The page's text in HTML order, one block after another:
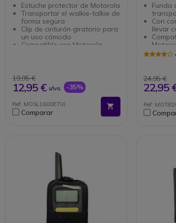
Estuche protector de Motorola
Transportar el walkie-talkie de
forma segura
Clip de cinturón giratorio para
un uso cómodo
Compatible con Motorola
19,95 €
12,95 € s/Iva -35%
Ref: MOSL1600ETUI
Comparar
Funda
Con
llevar
T62
24,95 €
22,95
Ref: